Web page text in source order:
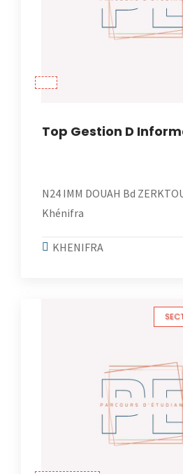
Top Gestion D
N24 IMM DOUAH Bd
Khénifra
KHENIFRA